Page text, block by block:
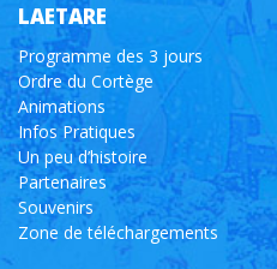
LAETARE
Programme des 3 jours
Ordre du Cortège
Animations
Infos Pratiques
Un peu d’histoire
Partenaires
Souvenirs
Zone de téléchargements